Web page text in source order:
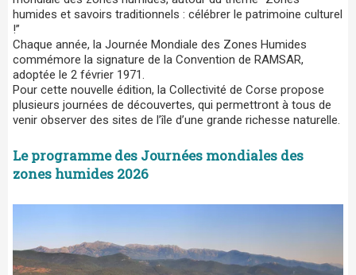
humides et savoirs traditionnels : célébrer le patrimoine culturel
!”
Chaque année, la Journée Mondiale des Zones Humides
commémore la signature de la Convention de RAMSAR,
adoptée le 2 février 1971.
Pour cette nouvelle édition, la Collectivité de Corse propose
plusieurs journées de découvertes, qui permettront à tous de
venir observer des sites de l’île d’une grande richesse naturelle.
Le programme des Journées mondiales des
zones humides 2026